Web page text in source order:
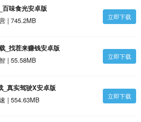
百味食光安卓版
| 745.2MB
立即下载
_找茬来赚钱安卓版
| 55.58MB
立即下载
_真实驾驶X安卓版
| 554.63MB
立即下载